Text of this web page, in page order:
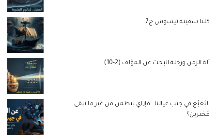
كلنا سفينة ثيسوس ج7
آلة الزمن ورحلة البحث عن المؤلف (2-10)
البُعبُع في جيب عيالنا.. فإزاي نتطمن من غير ما نبقى
مُخبرين؟